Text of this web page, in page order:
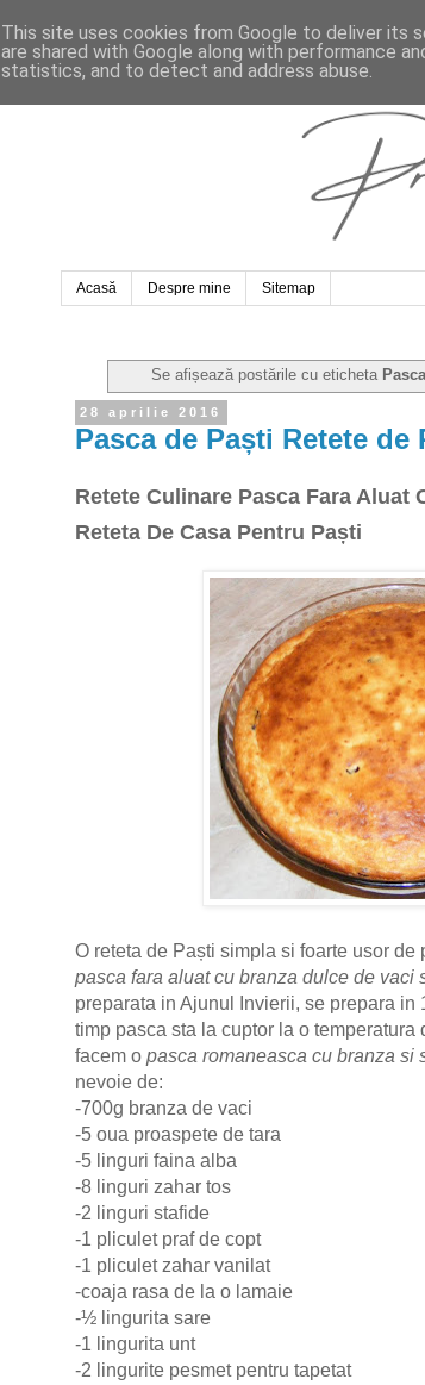
Acasă Despre mine Sitemap
Se afișează postările cu eticheta
28 aprilie 2016
Pasca de Paști Retete de
Retete Culinare Pasca Fara Aluat
Reteta De Casa Pentru Paști
O reteta de Paști simpla si foarte usor de
pasca fara aluat cu branza dulce de vaci
preparata in Ajunul nvierii, se prepara in
timp pasca sta la cuptor la o
facem o pasca romaneasca cu branza si
nevoie de:
-700g branza de vaci
-5 oua proaspete de tara
-5 linguri faina alba
-8 linguri zahar tos
-2 linguri stafide
-1 pliculet praf de copt
-1 pliculet zahar vanilat
-coaja rasa de la o lamaie
-½ lingurita sare
-1 lingurita unt
-2 lingurite pesmet pentru tapetat
This site uses cookies from Google to deliver its
are shared with Google along with performance
statistics, and to detect and address abuse.